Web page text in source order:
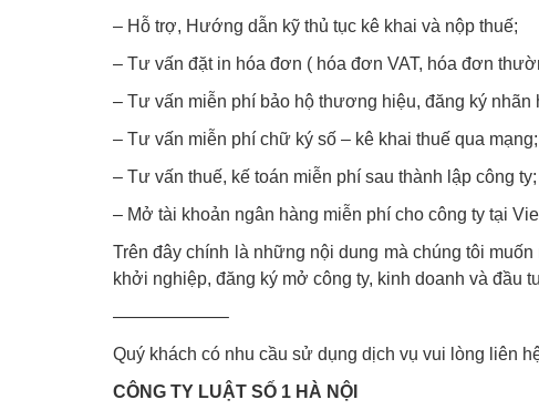
– Hỗ trợ, Hướng dẫn kỹ thủ tục kê khai và nộp thuế;
– Tư vấn đặt in hóa đơn ( hóa đơn VAT, hóa đơn
– Tư vấn miễn phí bảo hộ thương hiệu, đăng ký nhãn
– Tư vấn miễn phí chữ ký số – kê khai thuế qua mạng;
– Tư vấn thuế, kế toán miễn phí sau thành lập công ty;
– Mở tài khoản ngân hàng miễn phí cho công ty tại
Trên đây chính là những nội dung mà chúng tôi
khởi nghiệp, đăng ký mở công ty, kinh doanh và đầu
——————–
Quý khách có nhu cầu sử dụng dịch vụ vui lòng liên
CÔNG TY LUẬT SỐ 1 HÀ NỘI